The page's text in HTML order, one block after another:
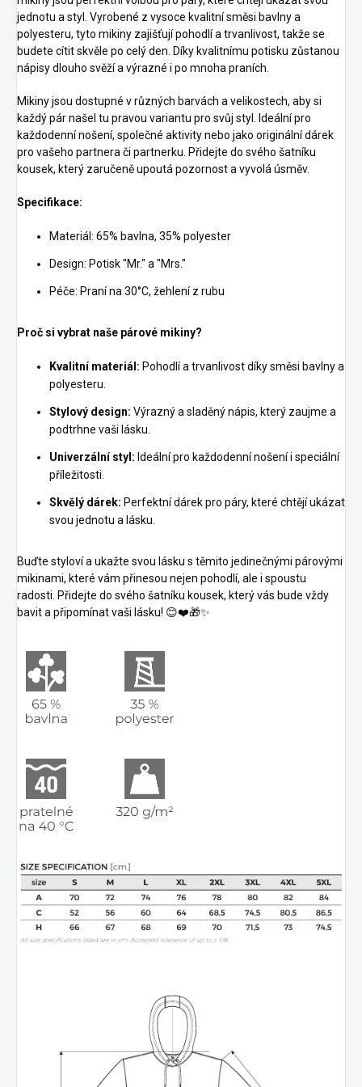
jednotu a styl. Vyrobené z vysoce kvalitní směsi bavlny a
polyesteru, tyto mikiny zajišťují pohodlí a trvanlivost, takže se
budete cítit skvěle po celý den. Díky kvalitnímu potisku zůstanou
nápisy dlouho svěží a výrazné i po mnoha praních.
Mikiny jsou dostupné v různých barvách a velikostech, aby si
každý pár našel tu pravou variantu pro svůj styl. Ideální pro
každodenní nošení, společné aktivity nebo jako originální dárek
pro vašeho partnera či partnerku. Přidejte do svého šatníku
kousek, který zaručeně upoutá pozornost a vyvolá úsměv.
Specifikace:
Materiál: 65% bavlna, 35% polyester
Design: Potisk "Mr." a "Mrs."
Péče: Praní na 30°C, žehlení z rubu
Proč si vybrat naše párové mikiny?
Kvalitní materiál: Pohodlí a trvanlivost díky směsi bavlny a
polyesteru.
Stylový design: Výrazný a sladěný nápis, který zaujme a
podtrhne vaši lásku.
Univerzální styl: Ideální pro každodenní nošení i speciální
příležitosti.
Skvělý dárek: Perfektní dárek pro páry, které chtějí ukázat
svou jednotu a lásku.
Buďte styloví a ukažte svou lásku s těmito jedinečnými párovými
mikinami, které vám přinesou nejen pohodlí, ale i spoustu
radosti. Přidejte do svého šatníku kousek, který vás bude vždy
bavit a připomínat vaši lásku! 😊❤️🎁✨